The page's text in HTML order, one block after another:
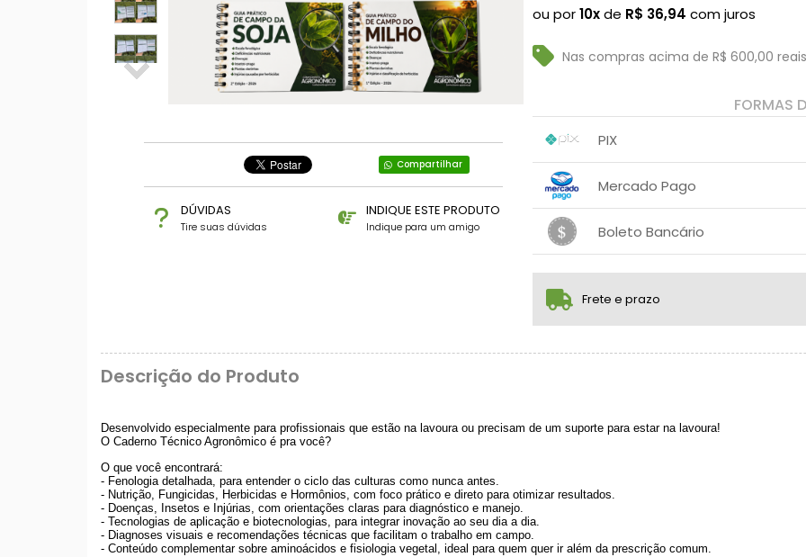
Compartilhar
DÚVIDAS
Tire suas dúvidas
INDIQUE ESTE PRODUTO
Indique para um amigo
ou por10xde R$ 36,94 com juros
Nas compras acima de R$ 600,00
FORMAS
PIX
Mercado Pago
2x com juros de R$ 165,03
Boleto Bancário
...
Frete e prazo
Descrição do Produto
Desenvolvido especialmente para profissionais que estão na lavoura ou precisam de um suporte para estar na lavoura!
O Caderno Técnico Agronômico é pra você?
O que você encontrará:
- Fenologia detalhada, para entender o ciclo das culturas como nunca antes.
- Nutrição, Fungicidas, Herbicidas e Hormônios, com foco prático e direto para otimizar resultados.
- Doenças, Insetos e Injúrias, com orientações claras para diagnóstico e manejo.
- Tecnologias de aplicação e biotecnologias, para integrar inovação ao seu dia a dia.
- Diagnoses visuais e recomendações técnicas que facilitam o trabalho em campo.
- Conteúdo complementar sobre aminoácidos e fisiologia vegetal, ideal para quem quer ir além da prescrição comum.